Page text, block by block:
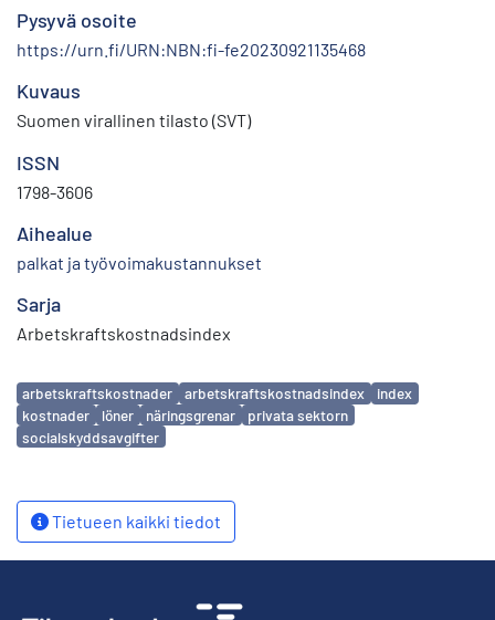
Pysyvä osoite
https://urn.fi/URN:NBN:fi-fe20230921135468
Kuvaus
Suomen virallinen tilasto (SVT)
ISSN
1798-3606
Aihealue
palkat ja työvoimakustannukset
Sarja
Arbetskraftskostnadsindex
Avainsanat
arbetskraftskostnader arbetskraftskostnadsindex
index
kostnader
löner näringsgrenar
privata sektorn
socialskyddsavgifter
Tietueen kaikki tiedot